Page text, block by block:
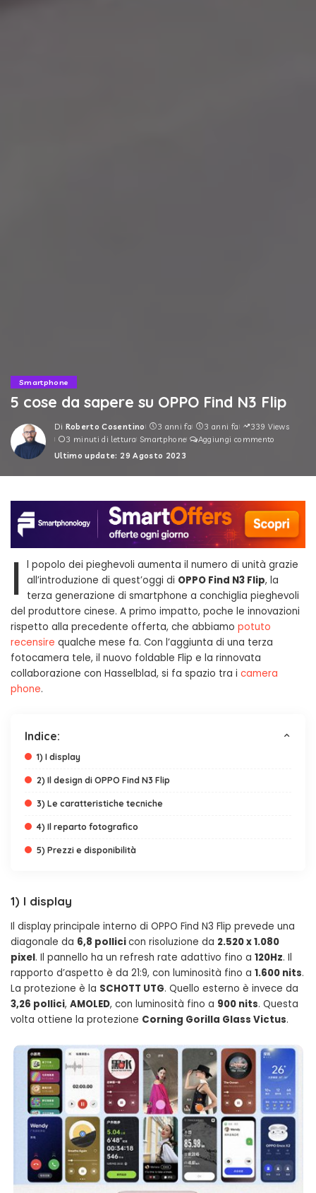
Smartphone
5 cose da sapere su OPPO Find N3 Flip
Posted
by
Di Roberto Cosentino 3 anni fa 3 anni fa
339 Views
3 minuti di lettura Smartphone
Aggiungi commento
Ultimo update: 29 Agosto 2023
I l popolo dei pieghevoli aumenta il numero di unità grazie
all’introduzione di quest’oggi di OPPO Find N3 Flip, la
terza generazione di smartphone a conchiglia pieghevoli
del produttore cinese. A primo impatto, poche le innovazioni
rispetto alla precedente offerta, che abbiamo potuto
recensire qualche mese fa. Con l’aggiunta di una terza
fotocamera tele, il nuovo foldable Flip e la rinnovata
collaborazione con Hasselblad, si fa spazio tra i camera
phone.
Indice:
1) I display
2) Il design di OPPO Find N3 Flip
3) Le caratteristiche tecniche
4) Il reparto fotografico
5) Prezzi e disponibilità
1) I display
Il display principale interno di OPPO Find N3 Flip prevede una
diagonale da 6,8 pollicicon risoluzione da 2.520 x 1.080
pixel. Il pannello ha un refresh rate adattivo fino a 120Hz. Il
rapporto d’aspetto è da 21:9, con luminosità fino a 1.600 nits.
La protezione è la SCHOTT UTG. Quello esterno è invece da
3,26 pollici, AMOLED, con luminosità fino a 900 nits. Questa
volta ottiene la protezione Corning Gorilla Glass Victus.